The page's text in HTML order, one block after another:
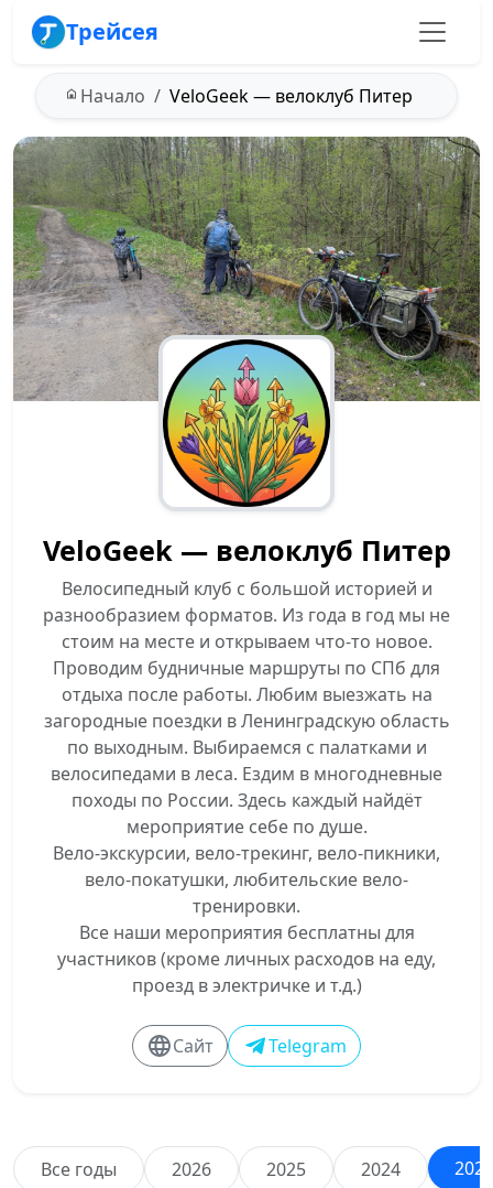
Трейсея
Начало VeloGeek — велоклуб Питер
VeloGeek — велоклуб Питер
Велосипедный клуб с большой историей и
разнообразием форматов. Из года в год мы не
стоим на месте и открываем что-то новое.
Проводим будничные маршруты по СПб для
отдыха после работы. Любим выезжать на
загородные поездки в Ленинградскую область
по выходным. Выбираемся с палатками и
велосипедами в леса. Ездим в многодневные
походы по России. Здесь каждый найдёт
мероприятие себе по душе.
Вело-экскурсии, вело-трекинг, вело-пикники,
вело-покатушки, любительские вело-
тренировки.
Все наши мероприятия бесплатны для
участников (кроме личных расходов на еду,
проезд в электричке и т.д.)
Сайт Telegram
Все годы 2026 2025 2024 2023